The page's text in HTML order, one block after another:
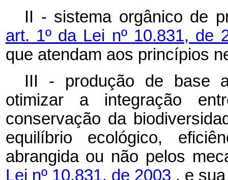
II - sistema orgânico de
art. 1º da Lei nº 10.831, de
que atendam aos princípios
III - produção de base
otimizar a integração
conservação da
equilíbrio ecológico,
abrangida ou não pelos
Lei nº 10.831, de 2003 , e